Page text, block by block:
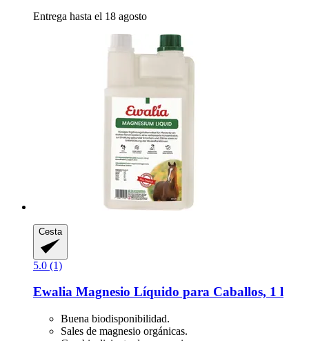
Entrega hasta el 18 agosto
Cesta
5.0 (1)
Ewalia Magnesio Líquido para Caballos, 1 l
Buena biodisponibilidad.
Sales de magnesio orgánicas.